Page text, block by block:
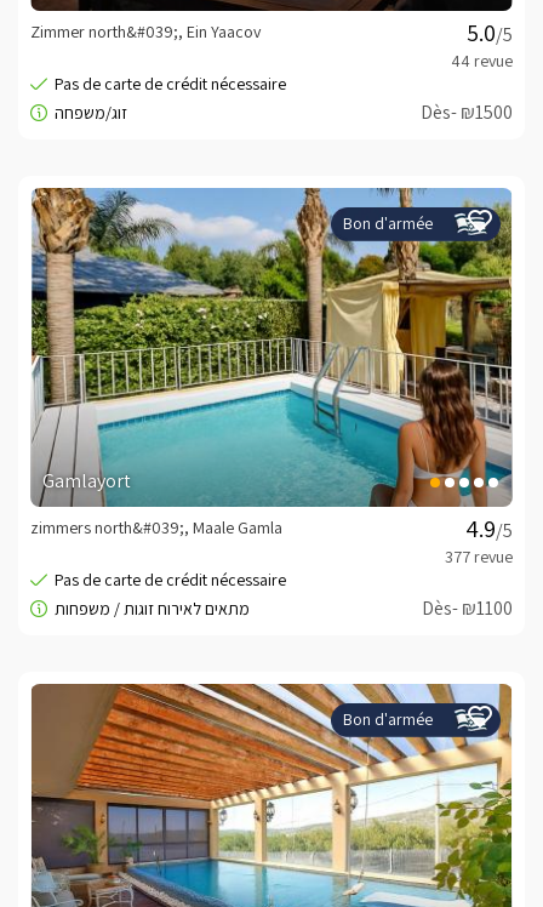
/5
Zimmer north&#039;, Ein Yaacov
Dès- ₪1500
Bon d'armée
Gamlayort
/5
zimmers north&#039;, Maale Gamla
Dès- ₪1100
Bon d'armée